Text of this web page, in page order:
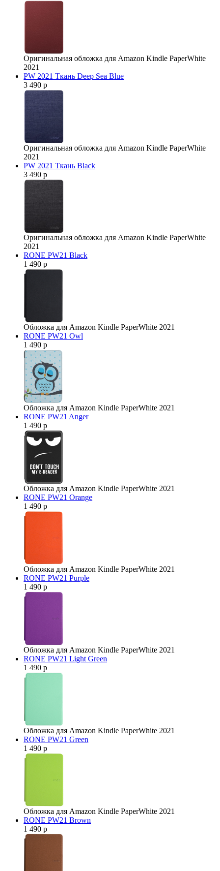
Оригинальная обложка для Amazon Kindle PaperWhite
2021
PW 2021 Ткань Deep Sea Blue
3 490 р
Оригинальная обложка для Amazon Kindle PaperWhite
2021
PW 2021 Ткань Black
3 490 р
Оригинальная обложка для Amazon Kindle PaperWhite
2021
RONE PW21 Black
1 490 р
Обложка для Amazon Kindle PaperWhite 2021
RONE PW21 Owl
1 490 р
Обложка для Amazon Kindle PaperWhite 2021
RONE PW21 Anger
1 490 р
Обложка для Amazon Kindle PaperWhite 2021
RONE PW21 Orange
1 490 р
Обложка для Amazon Kindle PaperWhite 2021
RONE PW21 Purple
1 490 р
Обложка для Amazon Kindle PaperWhite 2021
RONE PW21 Light Green
1 490 р
Обложка для Amazon Kindle PaperWhite 2021
RONE PW21 Green
1 490 р
Обложка для Amazon Kindle PaperWhite 2021
RONE PW21 Brown
1 490 р